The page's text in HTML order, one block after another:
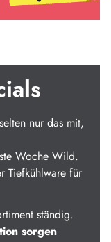
nur das mit,
Woche Wild.
Tiefkühlware für
ständig.
sorgen